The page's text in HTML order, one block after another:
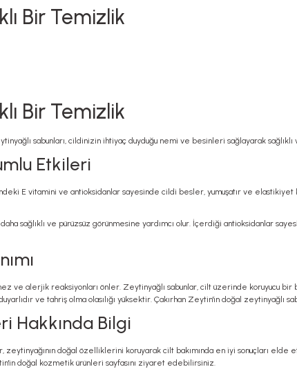
Bir Temizlik
Bir Temizlik
sabunları, cildinizin ihtiyaç duyduğu nemi ve besinleri sağlayarak sağlıklı
Etkileri
E vitamini ve antioksidanlar sayesinde cildi besler, yumuşatır ve elastikiyet
sağlıklı ve pürüzsüz görünmesine yardımcı olur. İçerdiği antioksidanlar
ve alerjik reaksiyonları önler. Zeytinyağlı sabunlar, cilt üzerinde koruyucu bir
ve tahriş olma olasılığı yüksektir. Çakırhan Zeytin'in doğal zeytinyağlı
Hakkında Bilgi
zeytinyağının doğal özelliklerini koruyarak cilt bakımında en iyi sonuçları
doğal kozmetik ürünleri sayfasını ziyaret edebilirsiniz.